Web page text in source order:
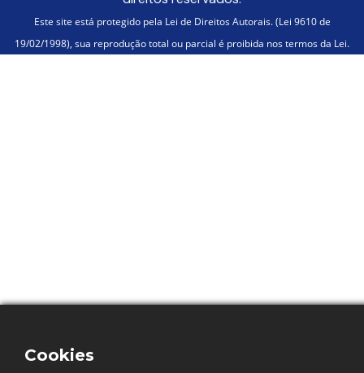
Este site está protegido pela Lei de Direitos Autorais. (Lei 9610 de
19/02/1998), sua reprodução total ou parcial é proibida nos termos da Lei.
Cookies